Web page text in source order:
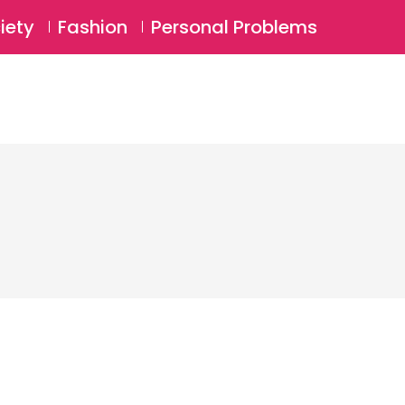
Login ⚲
Fashion Personal Problems